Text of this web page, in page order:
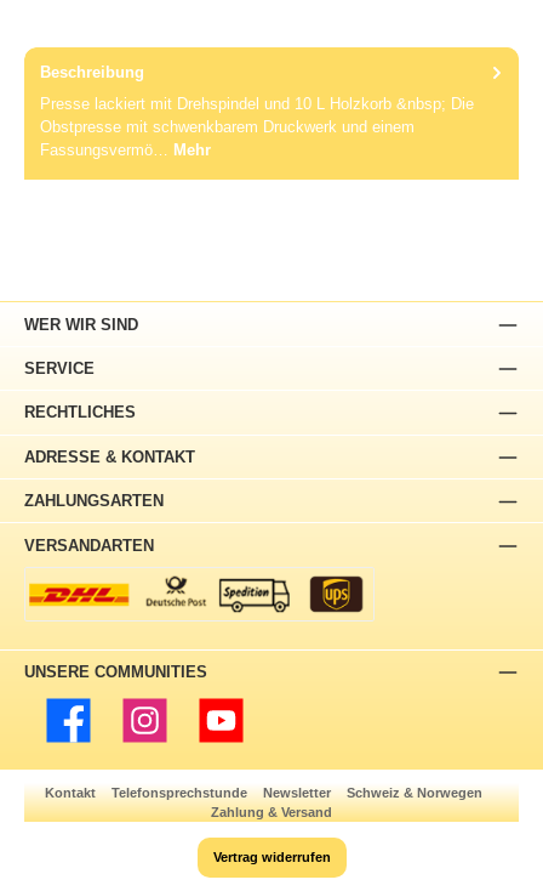
Beschreibung
Presse lackiert mit Drehspindel und 10 L Holzkorb &nbsp; Die
Obstpresse mit schwenkbarem Druckwerk und einem
Fassungsvermö… Mehr
ADRESSE & KONTAKT
WER WIR SIND
SERVICE
RECHTLICHES
ZAHLUNGSARTEN
VERSANDARTEN
UNSERE COMMUNITIES
Facebook Instagram YouTube
Kontakt Telefonsprechstunde Newsletter
Schweiz & Norwegen
Zahlung & Versand
Vertrag widerrufen